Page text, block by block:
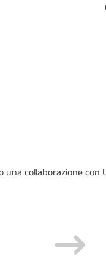
una collaborazione